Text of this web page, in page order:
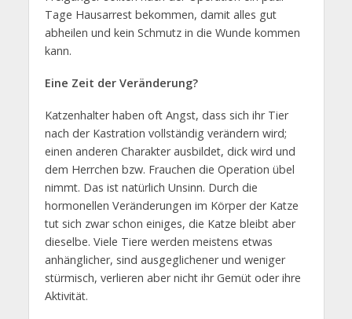
Tage Hausarrest bekommen, damit alles gut
abheilen und kein Schmutz in die Wunde kommen
kann.
Eine Zeit der Veränderung?
Katzenhalter haben oft Angst, dass sich ihr Tier
nach der Kastration vollständig verändern wird;
einen anderen Charakter ausbildet, dick wird und
dem Herrchen bzw. Frauchen die Operation übel
nimmt. Das ist natürlich Unsinn. Durch die
hormonellen Veränderungen im Körper der Katze
tut sich zwar schon einiges, die Katze bleibt aber
dieselbe. Viele Tiere werden meistens etwas
anhänglicher, sind ausgeglichener und weniger
stürmisch, verlieren aber nicht ihr Gemüt oder ihre
Aktivität.